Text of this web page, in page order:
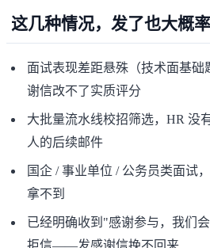
这几种情况，发了也大概
面试表现差距悬殊（技术面基
谢信改不了实质评分
大批量流水线校招筛选，HR 没
人的后续邮件
国企 / 事业单位 / 公务员类面试
拿不到
已经明确收到"感谢参与，我们